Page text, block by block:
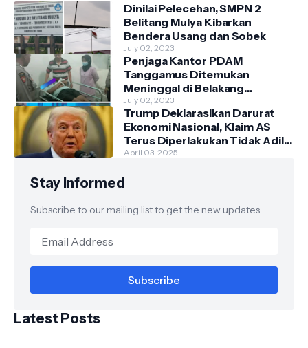
Dinilai Pelecehan, SMPN 2
Belitang Mulya Kibarkan
Bendera Usang dan Sobek
July 02, 2023
Penjaga Kantor PDAM
Tanggamus Ditemukan
Meninggal di Belakang
Kantornya.
July 02, 2023
Trump Deklarasikan Darurat
Ekonomi Nasional, Klaim AS
Terus Diperlakukan Tidak Adil
oleh Negara Asing"
April 03, 2025
Stay Informed
Subscribe to our mailing list to get the new updates.
Latest Posts